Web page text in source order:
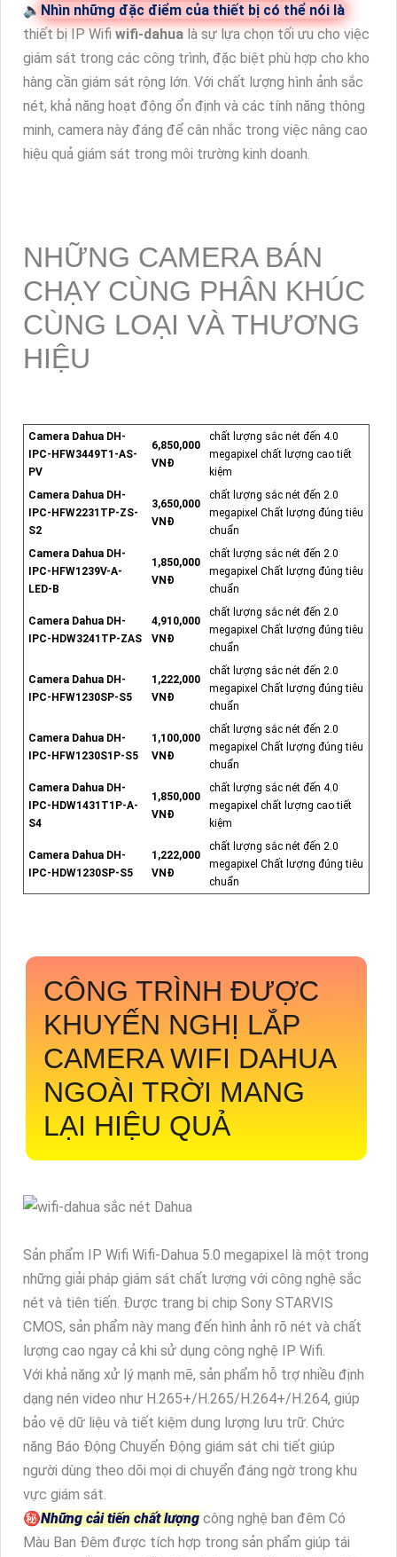
🔈 Nhìn những đặc điểm của thiết bị có thể nói là
thiết bị IP Wifi wifi-dahua là sự lựa chọn tối ưu cho việc
giám sát trong các công trình, đặc biệt phù hợp cho kho
hàng cần giám sát rộng lớn. Với chất lượng hình ảnh sắc
nét, khả năng hoạt động ổn định và các tính năng thông
minh, camera này đáng để cân nhắc trong việc nâng cao
hiệu quả giám sát trong môi trường kinh doanh.
NHỮNG CAMERA BÁN
CHẠY CÙNG PHÂN KHÚC
CÙNG LOẠI VÀ THƯƠNG
HIỆU
Camera Dahua DH-
IPC-HFW3449T1-AS-
PV
6,850,000
VNĐ
chất lượng sắc nét đến 4.0
megapixel chất lượng cao tiết
kiệm
Camera Dahua DH-
IPC-HFW2231TP-ZS-
S2
3,650,000
VNĐ
chất lượng sắc nét đến 2.0
megapixel Chất lượng đúng tiêu
chuẩn
Camera Dahua DH-
IPC-HFW1239V-A-
LED-B
1,850,000
VNĐ
chất lượng sắc nét đến 2.0
megapixel Chất lượng đúng tiêu
chuẩn
Camera Dahua DH-
IPC-HDW3241TP-ZAS
4,910,000
VNĐ
chất lượng sắc nét đến 2.0
megapixel Chất lượng đúng tiêu
chuẩn
Camera Dahua DH-
IPC-HFW1230SP-S5
1,222,000
VNĐ
chất lượng sắc nét đến 2.0
megapixel Chất lượng đúng tiêu
chuẩn
Camera Dahua DH-
IPC-HFW1230S1P-S5
1,100,000
VNĐ
chất lượng sắc nét đến 2.0
megapixel Chất lượng đúng tiêu
chuẩn
Camera Dahua DH-
IPC-HDW1431T1P-A-
S4
1,850,000
VNĐ
chất lượng sắc nét đến 4.0
megapixel chất lượng cao tiết
kiệm
Camera Dahua DH-
IPC-HDW1230SP-S5
1,222,000
VNĐ
chất lượng sắc nét đến 2.0
megapixel Chất lượng đúng tiêu
chuẩn
CÔNG TRÌNH ĐƯỢC
KHUYẾN NGHỊ LẮP
CAMERA WIFI DAHUA
NGOÀI TRỜI MANG
LẠI HIỆU QUẢ
Sản phẩm IP Wifi Wifi-Dahua 5.0 megapixel là một trong
những giải pháp giám sát chất lượng với công nghệ sắc
nét và tiên tiến. Được trang bị chip Sony STARVIS
CMOS, sản phẩm này mang đến hình ảnh rõ nét và chất
lượng cao ngay cả khi sử dụng công nghệ IP Wifi.
Với khả năng xử lý mạnh mẽ, sản phẩm hỗ trợ nhiều định
dạng nén video như H.265+/H.265/H.264+/H.264, giúp
bảo vệ dữ liệu và tiết kiệm dung lượng lưu trữ. Chức
năng Báo Động Chuyển Động giám sát chi tiết giúp
người dùng theo dõi mọi di chuyển đáng ngờ trong khu
vực giám sát.
㊙️Những cải tiến chất lượng công nghệ ban đêm Có
Màu Ban Đêm được tích hợp trong sản phẩm giúp tái